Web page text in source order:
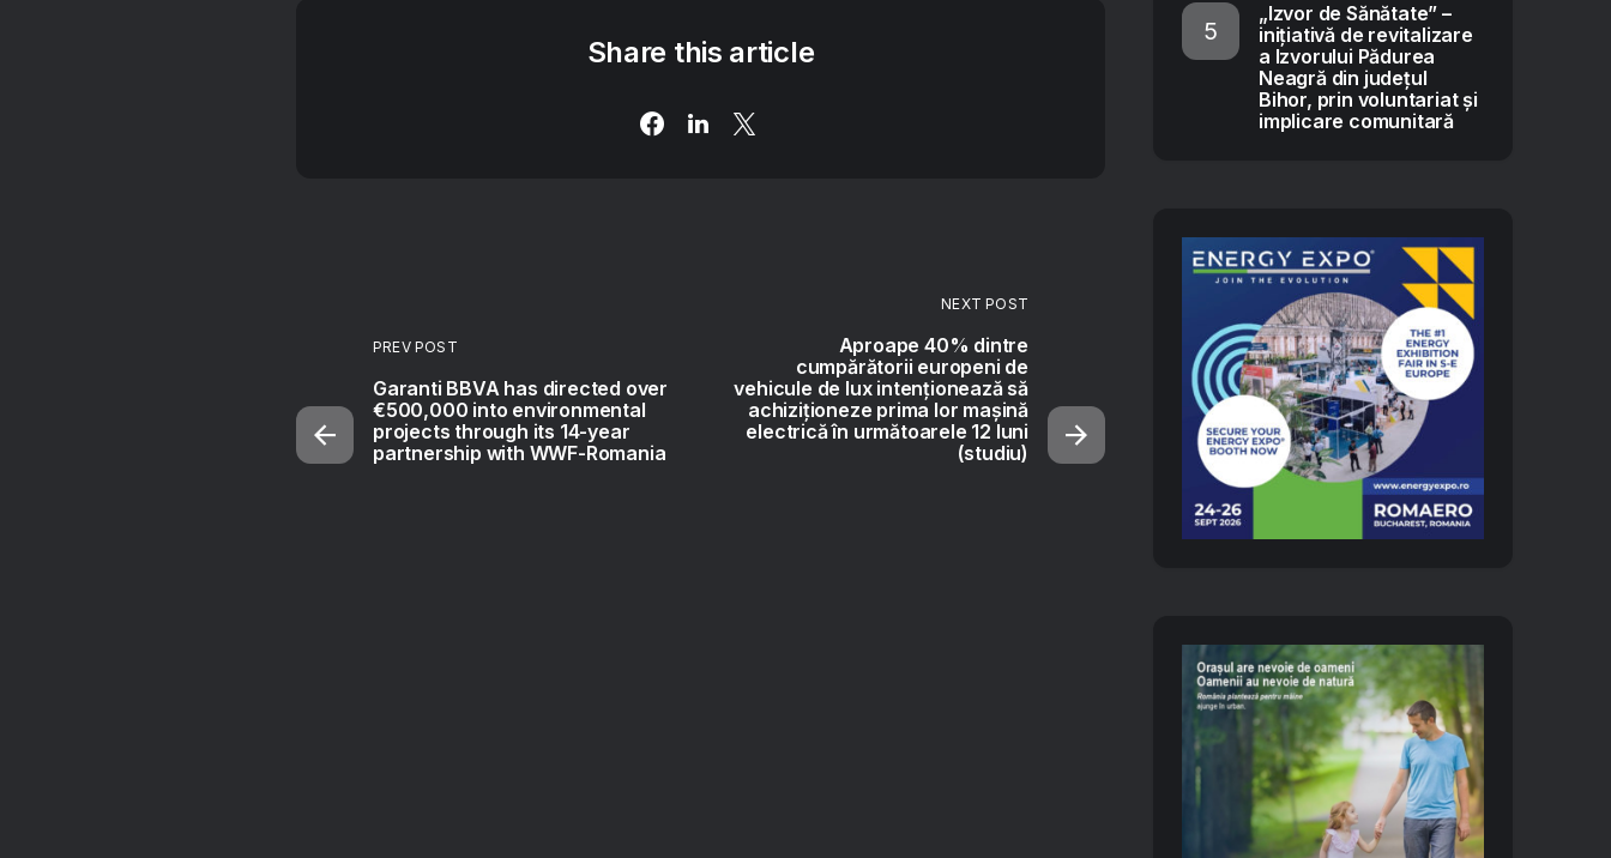
Share this article
PREV POST
Garanti BBVA has directed over
€500,000 into environmental
projects through its 14-year
partnership with WWF-Romania
NEXT POST
Aproape 40% dintre
cumpărătorii europeni de
vehicule de lux intenționează să
achiziționeze prima lor mașină
electrică în următoarele 12 luni
(studiu)
„Izvor de Sănătate” –
inițiativă de revitalizare
a Izvorului Pădurea
Neagră din județul
Bihor, prin voluntariat și
implicare comunitară